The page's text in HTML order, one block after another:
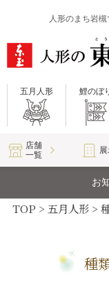
人形のまち岩
五月人形 鯉のぼ
店舗
一覧
お
TOP 五月人形
種